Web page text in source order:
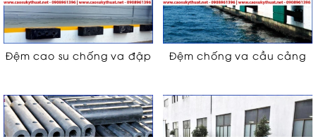
Đệm cao su chống va đập Đệm chống va cầu cảng